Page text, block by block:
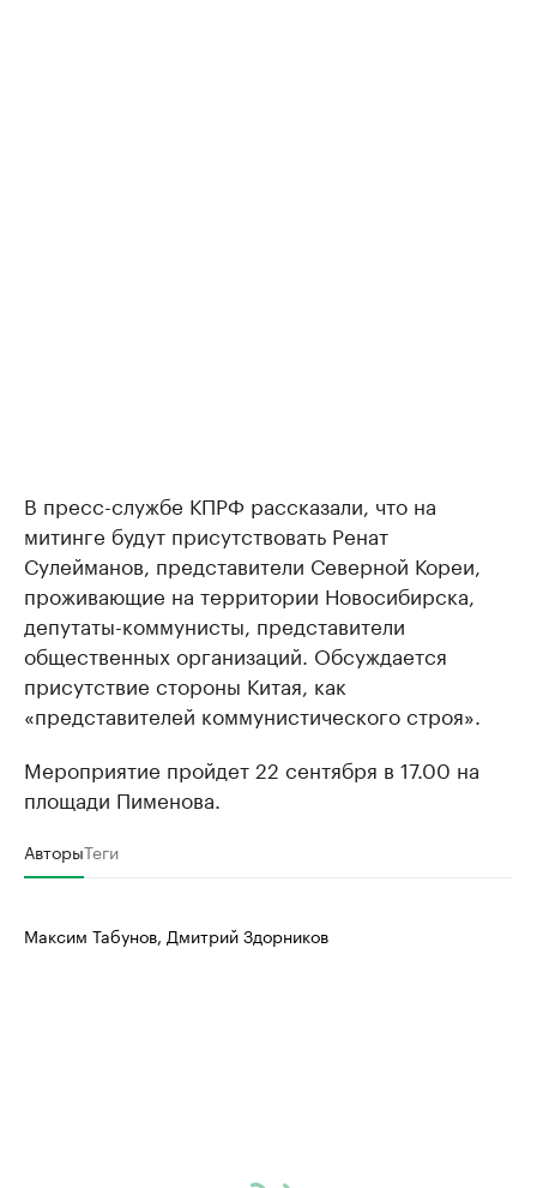
В пресс-службе КПРФ рассказали, что на
митинге будут присутствовать Ренат
Сулейманов, представители Северной Кореи,
проживающие на территории Новосибирска,
депутаты-коммунисты, представители
общественных организаций. Обсуждается
присутствие стороны Китая, как
«представителей коммунистического строя».
Мероприятие пройдет 22 сентября в 17.00 на
площади Пименова.
АвторыТеги
Максим Табунов, Дмитрий Здорников